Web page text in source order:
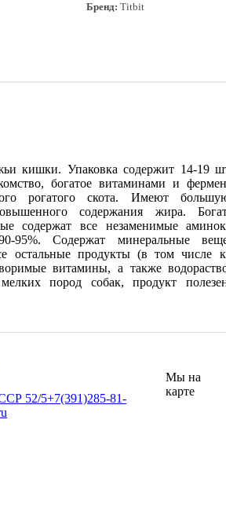
Бренд: Titbit
кишки. Упаковка содержит 14-19
богатое витаминами и
рогатого скота. Имеют
содержания жира.
содержат все незаменимые
95%. Содержат минеральные
остальные продукты (в том числе
витамины, а также
пород собак, продукт
52/5+7(391)285-81-
Мы на
карте